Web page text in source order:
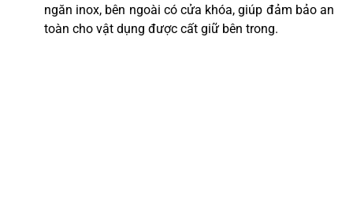
ngăn inox, bên ngoài có cửa khóa, giúp đảm bảo an
toàn cho vật dụng được cất giữ bên trong.